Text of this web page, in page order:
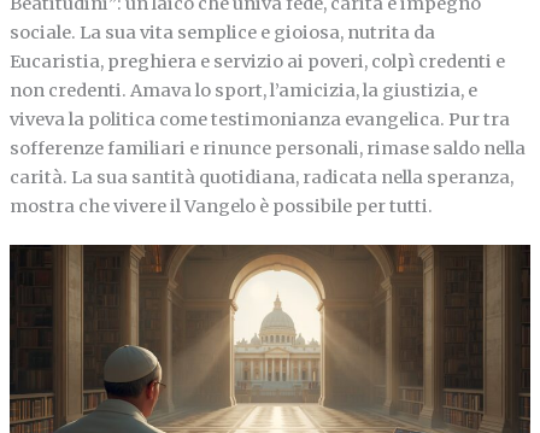
sociale. La sua vita semplice e gioiosa, nutrita da
Eucaristia, preghiera e servizio ai poveri, colpì credenti e
non credenti. Amava lo sport, l’amicizia, la giustizia, e
viveva la politica come testimonianza evangelica. Pur tra
sofferenze familiari e rinunce personali, rimase saldo nella
carità. La sua santità quotidiana, radicata nella speranza,
mostra che vivere il Vangelo è possibile per tutti.